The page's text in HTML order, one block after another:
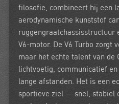
filosofie, combineert hij een
aerodynamische kunststof
ruggengraatchassisstructuur
V6-motor. De V6 Turbo zorgt
maar het echte talent van de
lichtvoetig, communicatief
lange afstanden. Het is een
sportieve ziel — snel, stabiel